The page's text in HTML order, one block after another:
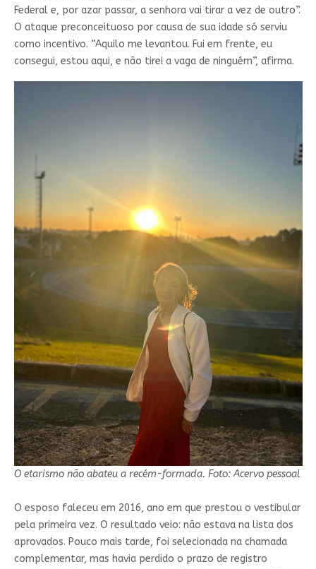
Federal e, por azar passar, a senhora vai tirar a vez de outro”.
O ataque preconceituoso por causa de sua idade só serviu
como incentivo. “Aquilo me levantou. Fui em frente, eu
consegui, estou aqui, e não tirei a vaga de ninguém”, afirma.
O etarismo não abateu a recém-formada. Foto: Acervo pessoal
O esposo faleceu em 2016, ano em que prestou o vestibular
pela primeira vez. O resultado veio: não estava na lista dos
aprovados. Pouco mais tarde, foi selecionada na chamada
complementar, mas havia perdido o prazo de registro